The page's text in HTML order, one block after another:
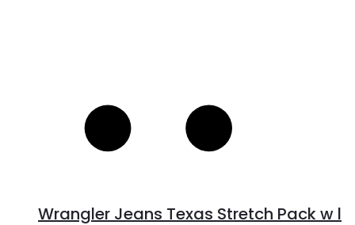
Wrangler Jeans Texas Stretch Pack w l